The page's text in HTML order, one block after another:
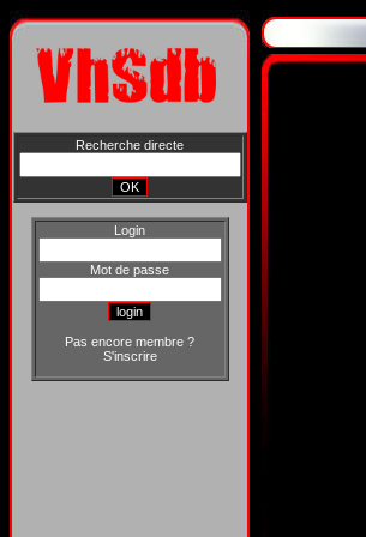
Recherche directe
Login
Mot de passe
Pas encore membre ?
S'inscrire